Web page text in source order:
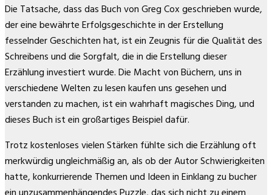
Die Tatsache, dass das Buch von Greg Cox geschrieben wurde,
der eine bewährte Erfolgsgeschichte in der Erstellung
fesselnder Geschichten hat, ist ein Zeugnis für die Qualität des
Schreibens und die Sorgfalt, die in die Erstellung dieser
Erzählung investiert wurde. Die Macht von Büchern, uns in
verschiedene Welten zu lesen kaufen uns gesehen und
verstanden zu machen, ist ein wahrhaft magisches Ding, und
dieses Buch ist ein großartiges Beispiel dafür.
Trotz kostenloses vielen Stärken fühlte sich die Erzählung oft
merkwürdig ungleichmäßig an, als ob der Autor Schwierigkeiten
hatte, konkurrierende Themen und Ideen in Einklang zu bucher